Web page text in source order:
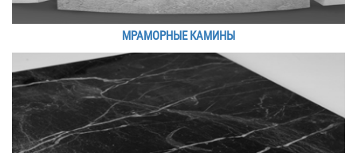
МРАМОРНЫЕ КАМИНЫ